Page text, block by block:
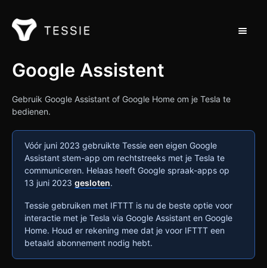
Ondersteuning Thuis
Neem contact op met
Google Assistent
Gebruik Google Assistant of Google Home om je Tesla te
bedienen.
Vóór juni 2023 gebruikte Tessie een eigen Google
Assistant stem-app om rechtstreeks met je Tesla te
communiceren. Helaas heeft Google spraak-apps op
13 juni 2023 gesloten.
Tessie gebruiken met IFTTT is nu de beste optie voor
interactie met je Tesla via Google Assistant en Google
Home. Houd er rekening mee dat je voor IFTTT een
betaald abonnement nodig hebt.